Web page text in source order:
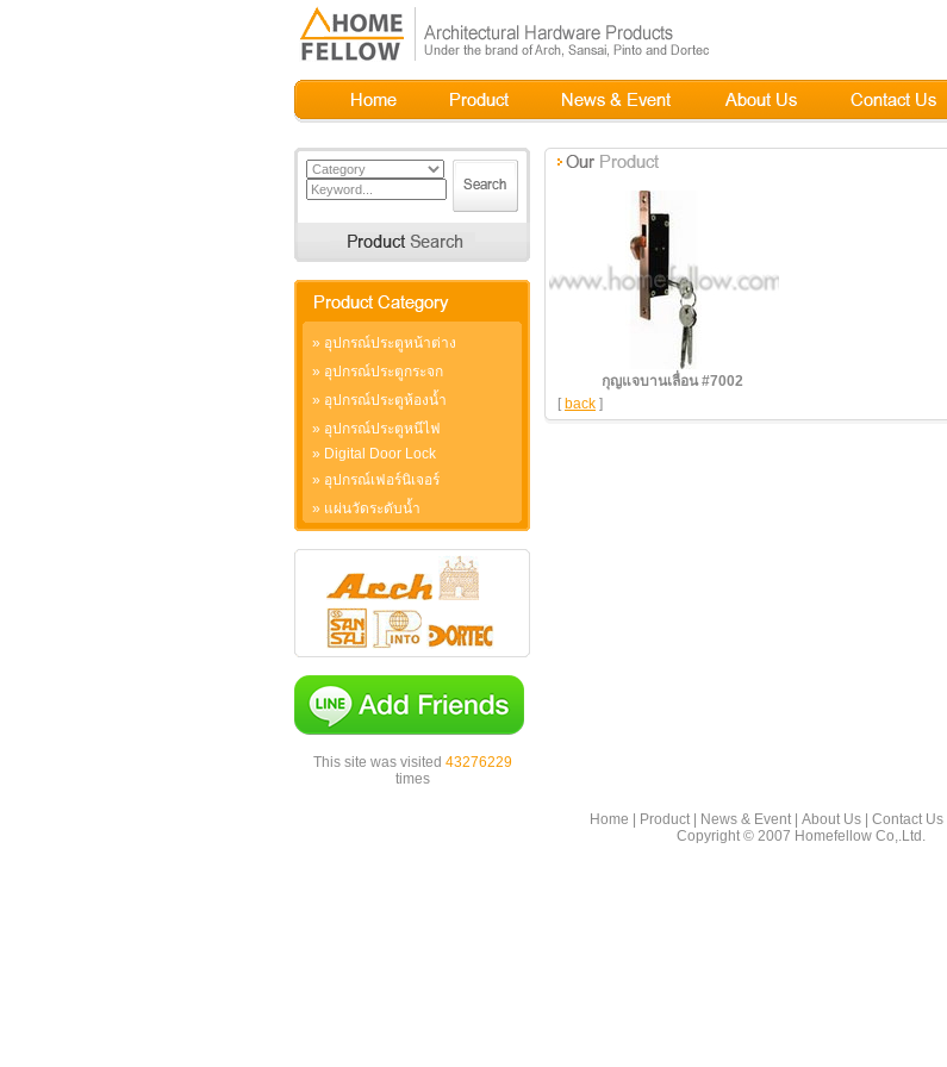
» อุปกรณ์ประตูหน้าต่าง
» อุปกรณ์ประตูกระจก
» อุปกรณ์ประตูห้องน้ำ
» อุปกรณ์ประตูหนีไฟ
» Digital Door Lock
» อุปกรณ์เฟอร์นิเจอร์
» แผ่นวัดระดับน้ำ
This site was visited 43276229
times
กุญแจบานเลื่อน #7002
[ back ]
Home Product| News & Event| About Us| Contact Us|
Copyright © 2007 Homefellow Co,.Ltd.